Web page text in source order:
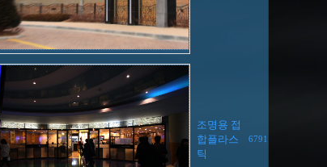
조명용 접
합플라스
틱
6791